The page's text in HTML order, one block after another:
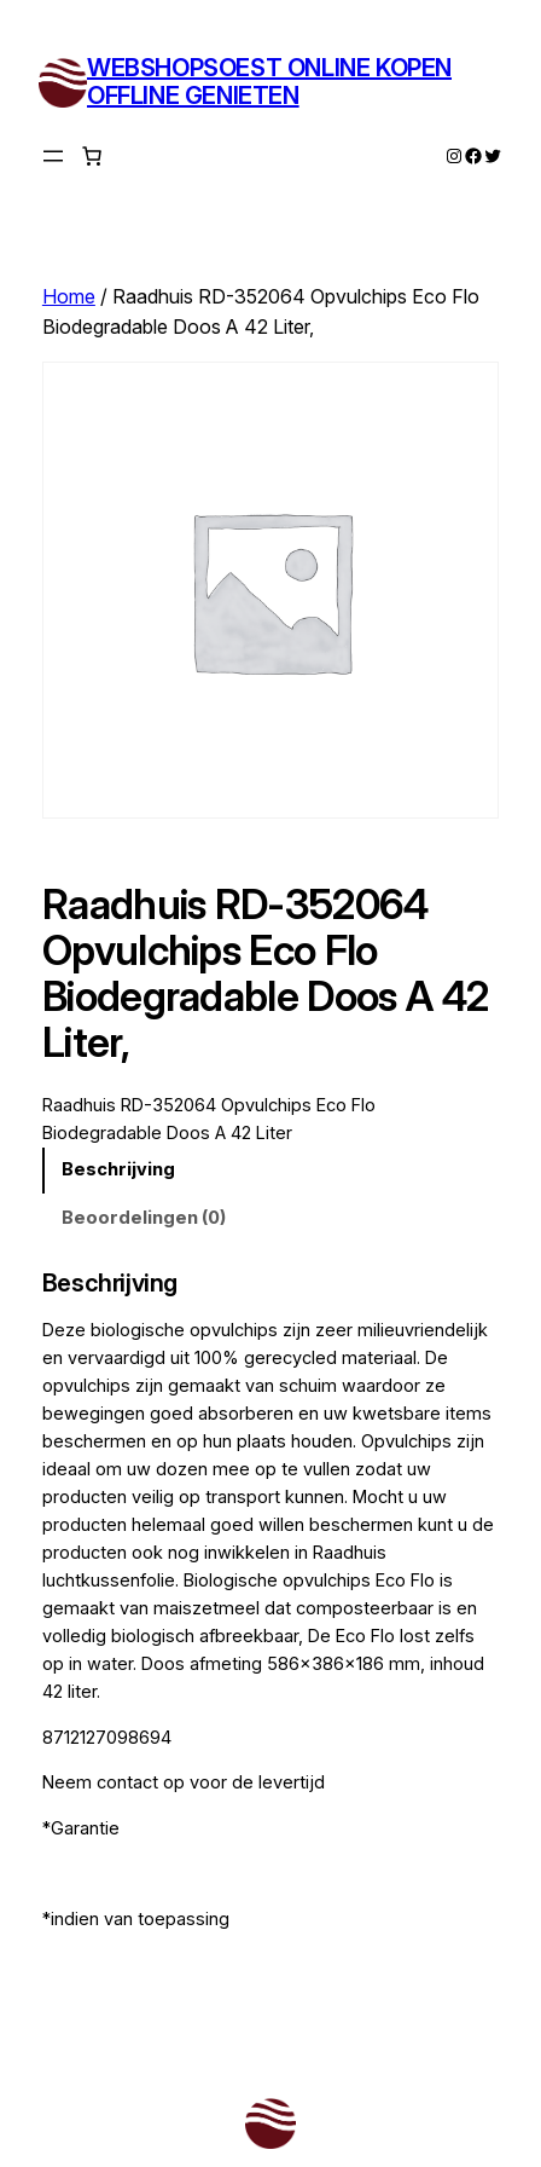
inhoud
WEBSHOPSOEST ONLINE KOPEN
OFFLINE GENIETEN
Instagram
Twitter
Home/ Raadhuis RD-352064 Opvulchips Eco Flo
Biodegradable Doos A 42 Liter,
Raadhuis RD-352064
Opvulchips Eco Flo
Biodegradable Doos A 42
Liter,
Raadhuis RD-352064 Opvulchips Eco Flo
Biodegradable Doos A 42 Liter
Beschrijving
Beoordelingen (0)
Beschrijving
Deze biologische opvulchips zijn zeer milieuvriendelijk
en vervaardigd uit 100% gerecycled materiaal. De
opvulchips zijn gemaakt van schuim waardoor ze
bewegingen goed absorberen en uw kwetsbare items
beschermen en op hun plaats houden. Opvulchips zijn
ideaal om uw dozen mee op te vullen zodat uw
producten veilig op transport kunnen. Mocht u uw
producten helemaal goed willen beschermen kunt u de
producten ook nog inwikkelen in Raadhuis
luchtkussenfolie. Biologische opvulchips Eco Flo is
gemaakt van maiszetmeel dat composteerbaar is en
volledig biologisch afbreekbaar, De Eco Flo lost zelfs
op in water. Doos afmeting 586x386x186 mm, inhoud
42 liter.
8712127098694
Neem contact op voor de levertijd
*Garantie
*indien van toepassing